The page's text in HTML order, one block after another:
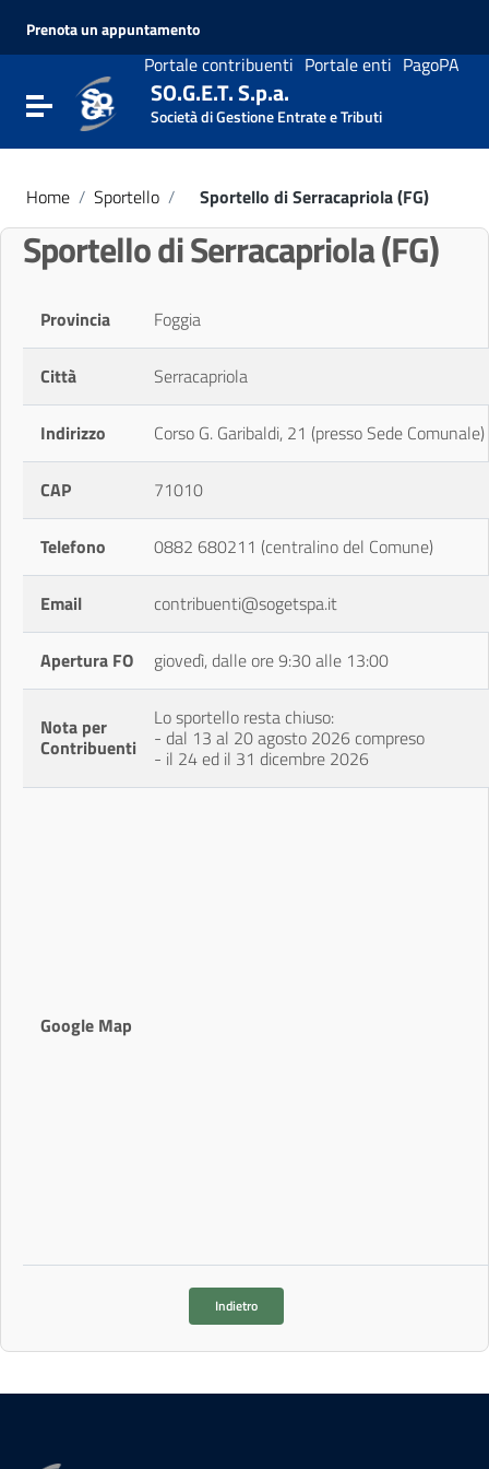
Vai al menu di navigazione
Prenota un appuntamento
Portale contribuenti Portale enti PagoPA
Attiva / disattiva la navigazione
SO.G.E.T. S.p.a.
Società di Gestione Entrate e Tributi
Home / Sportello / Sportello di Serracapriola (FG)
Sportello di Serracapriola (FG)
Provincia Foggia
Città Serracapriola
Indirizzo Corso G. Garibaldi, 21 (presso Sede Comunale)
CAP 71010
Telefono 0882 680211 (centralino del Comune)
Email contribuenti@sogetspa.it
Apertura FO giovedì, dalle ore 9:30 alle 13:00
Nota per
Contribuenti
Lo sportello resta chiuso:
- dal 13 al 20 agosto 2026 compreso
- il 24 ed il 31 dicembre 2026
Google Map
Indietro